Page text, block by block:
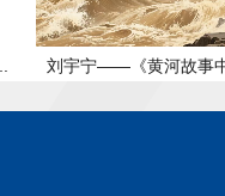
刘宇宁——《黄河故事